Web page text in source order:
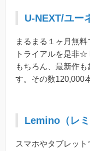
U-NEXT/ユー
まるまる１ヶ月無
トライアルを是非☆
もちろん、最新作
す。その数120,000
Lemino（レミ
スマホやタブレッ